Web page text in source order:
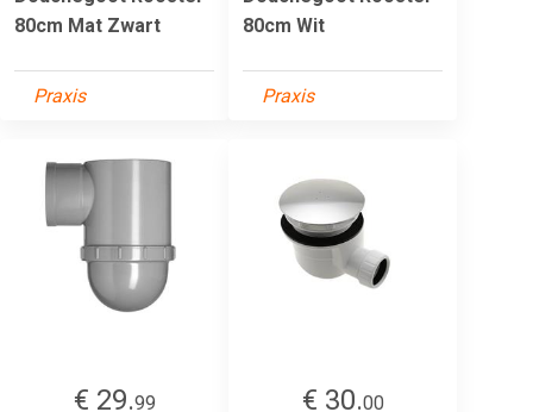
80cm Mat Zwart
Praxis
80cm Wit
Praxis
€ 29.99
€ 30.00